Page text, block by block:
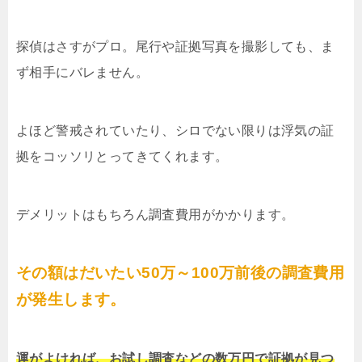
探偵はさすがプロ。尾行や証拠写真を撮影しても、ま
ず相手にバレません。
よほど警戒されていたり、シロでない限りは浮気の証
拠をコッソリとってきてくれます。
デメリットはもちろん調査費用がかかります。
その額はだいたい50万～100万前後の調査費用
が発生します。
運がよければ、お試し調査などの数万円で証拠が見つ